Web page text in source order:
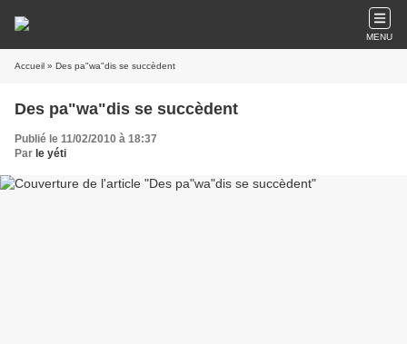
MENU
Accueil » Des pa"wa"dis se succèdent
Des pa"wa"dis se succèdent
Publié le 11/02/2010 à 18:37
Par le yéti